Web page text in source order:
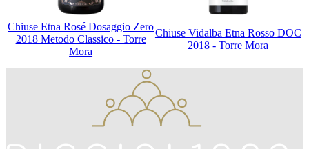
Chiuse Etna Rosé Dosaggio Zero
2018 Metodo Classico - Torre
Mora
Chiuse Vidalba Etna Rosso DOC
2018 - Torre Mora